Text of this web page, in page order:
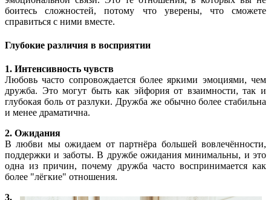
боитесь сложностей, потому что уверены, что сможете
справиться с ними вместе.
Глубокие различия в восприятии
1. Интенсивность чувств
Любовь часто сопровождается более яркими эмоциями, чем
дружба. Это могут быть как эйфория от взаимности, так и
глубокая боль от разлуки. Дружба же обычно более стабильна
и менее драматична.
2. Ожидания
В любви мы ожидаем от партнёра большей вовлечённости,
поддержки и заботы. В дружбе ожидания минимальны, и это
одна из причин, почему дружба часто воспринимается как
более "лёгкие" отношения.
3.